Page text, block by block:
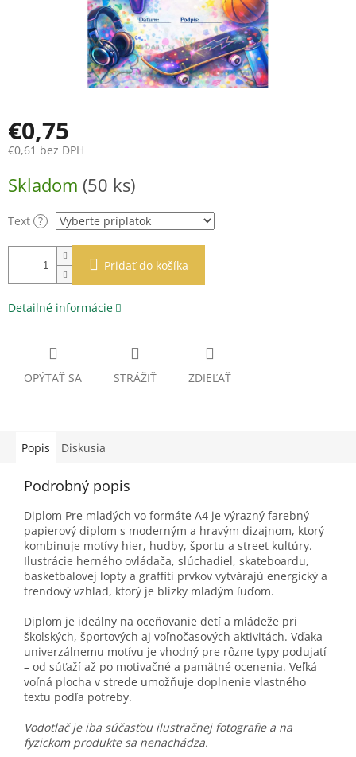
€0,75
€0,61 bez DPH
cena:
Skladom (50 ks)
Text ?
Pridať do košíka
Detailné informácie
OPÝTAŤ SA STRÁŽIŤ ZDIEĽAŤ
Popis Diskusia
Podrobný popis
Diplom Pre mladých vo formáte A4 je výrazný farebný
papierový diplom s moderným a hravým dizajnom, ktorý
kombinuje motívy hier, hudby, športu a street kultúry.
Ilustrácie herného ovládača, slúchadiel, skateboardu,
basketbalovej lopty a graffiti prvkov vytvárajú energický a
trendový vzhľad, ktorý je blízky mladým ľuďom.
Diplom je ideálny na oceňovanie detí a mládeže pri
školských, športových aj voľnočasových aktivitách. Vďaka
univerzálnemu motívu je vhodný pre rôzne typy podujatí
– od súťaží až po motivačné a pamätné ocenenia. Veľká
voľná plocha v strede umožňuje doplnenie vlastného
textu podľa potreby.
Vodotlač je iba súčasťou ilustračnej fotografie a na
fyzickom produkte sa nenachádza.